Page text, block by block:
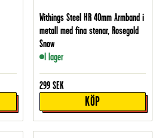
Withings Steel HR 40mm Armband i
metall med fina stenar, Rosegold
Snow
I lager
299 SEK
KÖP